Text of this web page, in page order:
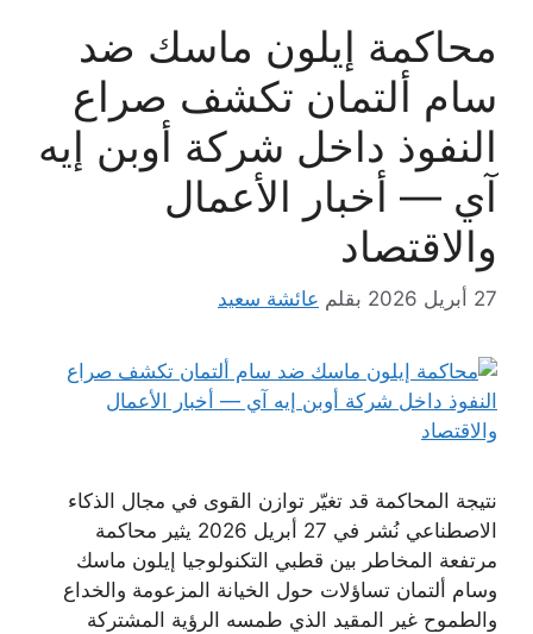
محاكمة إيلون ماسك ضد
سام ألتمان تكشف صراع
النفوذ داخل شركة أوبن إيه
آي — أخبار الأعمال
والاقتصاد
27 أبريل 2026 بقلم عائشة سعيد
نتيجة المحاكمة قد تغيّر توازن القوى في مجال الذكاء
الاصطناعي نُشر في 27 أبريل 2026 يثير محاكمة
مرتفعة المخاطر بين قطبي التكنولوجيا إيلون ماسك
وسام ألتمان تساؤلات حول الخيانة المزعومة والخداع
والطموح غير المقيد الذي طمسه الرؤية المشتركة